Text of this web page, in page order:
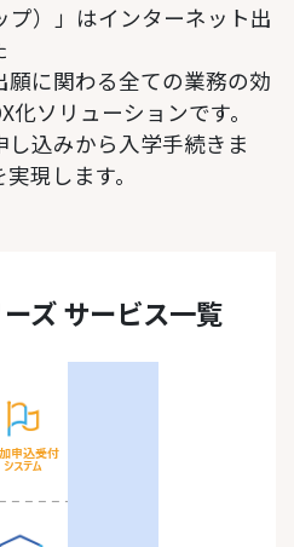
プ）」はインターネット出
に関わる全ての業務の効
ソリューションです。
込みから入学手続きま
現します。
ズ サービス一覧